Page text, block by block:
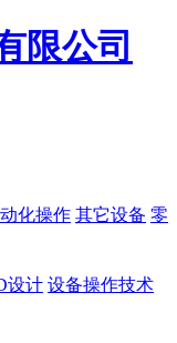
化操作 其它设备 零
设计 设备操作技术